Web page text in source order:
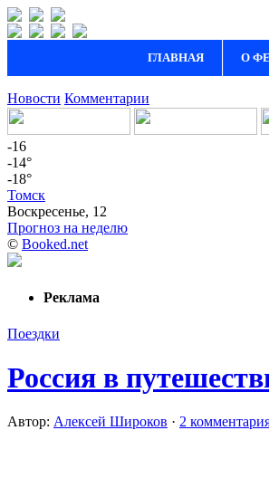
ГЛАВНАЯ О
Новости Комментарии
-16
-14°
-18°
Томск
Воскресенье, 12
Прогноз на неделю
© Booked.net
Реклама
Поездки
Россия в
Автор: Алексей Широков · 2